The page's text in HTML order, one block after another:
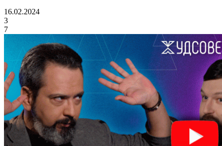
16.02.2024
3
7